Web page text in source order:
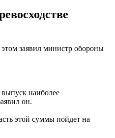
заявил министр обороны
наиболее
он.
этой суммы пойдет на